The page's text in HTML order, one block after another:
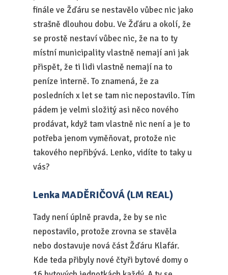
finále ve Žďáru se nestavělo vůbec nic jako
strašně dlouhou dobu. Ve Žďáru a okolí, že
se prostě nestaví vůbec nic, že na to ty
místní municipality vlastně nemají ani jak
přispět, že ti lidi vlastně nemají na to
peníze interně. To znamená, že za
posledních x let se tam nic nepostavilo. Tím
pádem je velmi složitý asi něco nového
prodávat, když tam vlastně nic není a je to
potřeba jenom vyměňovat, protože nic
takového nepřibývá. Lenko, vidíte to taky u
vás?
Lenka MADĚRIČOVÁ (LM REAL)
Tady není úplně pravda, že by se nic
nepostavilo, protože zrovna se stavěla
nebo dostavuje nová část Žďáru Klafár.
Kde teda přibyly nové čtyři bytové domy o